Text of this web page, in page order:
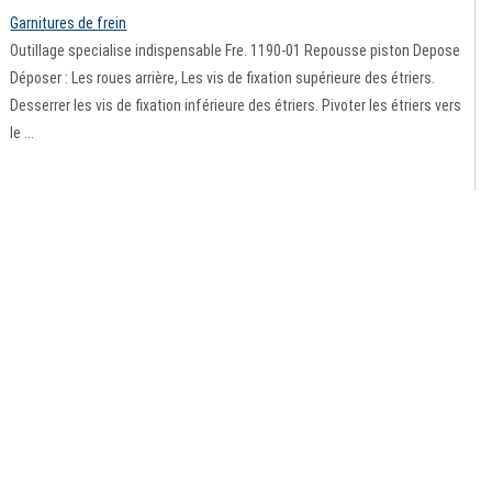
Garnitures de frein
Outillage specialise indispensable Fre. 1190-01 Repousse piston Depose
Déposer : Les roues arrière, Les vis de fixation supérieure des étriers.
Desserrer les vis de fixation inférieure des étriers. Pivoter les étriers vers
le ...